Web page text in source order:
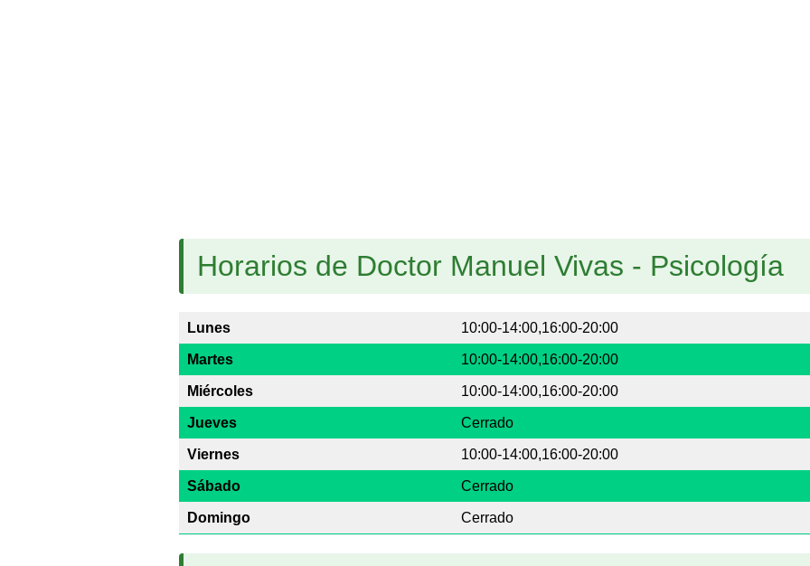
Horarios de Doctor Manuel Vivas - Psicología
Lunes 10:00-14:00,16:00-20:00
Martes 10:00-14:00,16:00-20:00
Miércoles 10:00-14:00,16:00-20:00
Jueves Cerrado
Viernes 10:00-14:00,16:00-20:00
Sábado Cerrado
Domingo Cerrado